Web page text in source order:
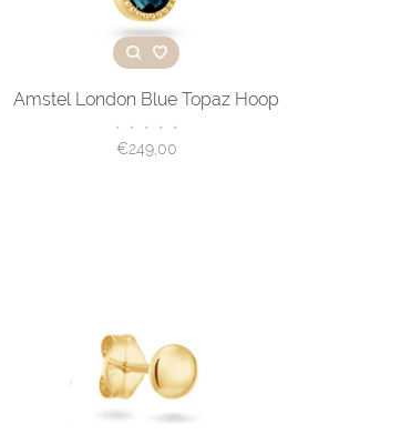
Amstel London Blue Topaz Hoop
• • • • •
€249,00